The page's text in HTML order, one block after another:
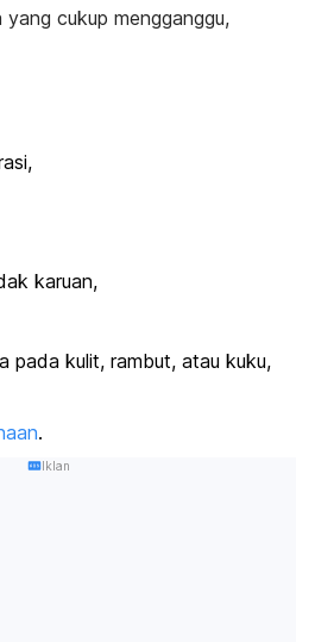
yang cukup mengganggu,
karuan,
pada kulit, rambut, atau kuku,
.
Iklan